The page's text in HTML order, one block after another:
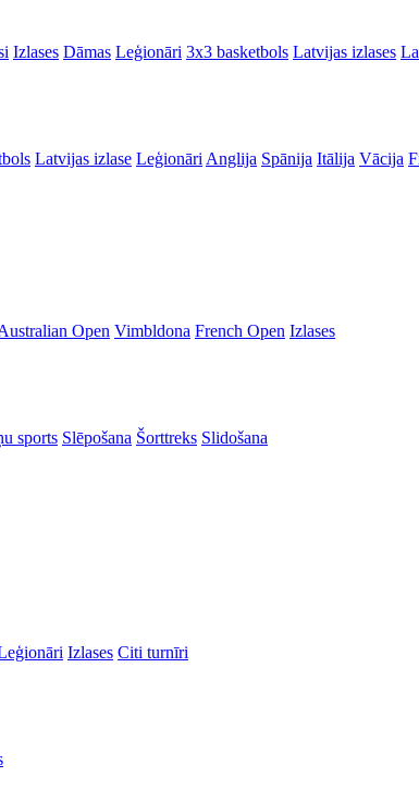
Izlases Dāmas Leģionāri 3x3 basketbols Latvijas izlases
Latvijas izlase Leģionāri Anglija Spānija Itālija Vācija
Open Vimbldona French Open Izlases
sports Slēpošana Šorttreks Slidošana
Izlases Citi turnīri